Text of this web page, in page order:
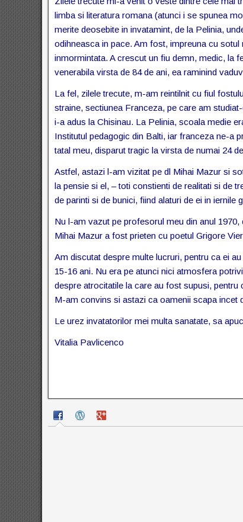
limba si literatura romana (atunci i se spunea
merite deosebite in invatamint, de la Pelinia,
odihneasca in pace. Am fost, impreuna cu
inmormintata. A crescut un fiu demn, medic, la
venerabila virsta de 84 de ani, ea raminind
La fel, zilele trecute, m-am reintilnit cu fiul
straine, sectiunea Franceza, pe care am
i-a adus la Chisinau. La Pelinia, scoala medie
Institutul pedagogic din Balti, iar franceza ne-a
tatal meu, disparut tragic la virsta de numai 24
Astfel, astazi l-am vizitat pe dl Mihai Mazur si
la pensie si el, – toti constienti de realitati si de
de parinti si de bunici, fiind alaturi de ei in iernile
Nu l-am vazut pe profesorul meu din anul
Mihai Mazur a fost prieten cu poetul Grigore
Am discutat despre multe lucruri, pentru ca ei
15-16 ani. Nu era pe atunci nici atmosfera
despre atrocitatile la care au fost supusi,
M-am convins si astazi ca oamenii scapa incet
Le urez invatatorilor mei multa sanatate, sa
Vitalia Pavlicenco